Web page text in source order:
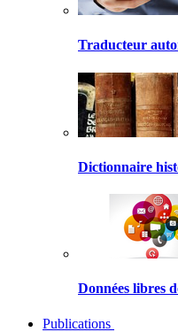
Traducteur
Dictionnaire
Données libres
Publications